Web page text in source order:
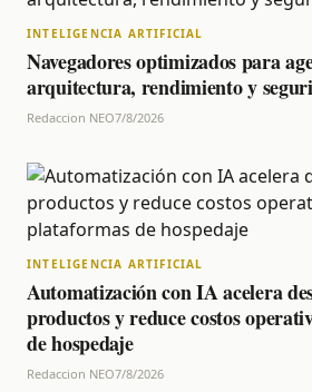
INTELIGENCIA ARTIFICIAL
Navegadores optimizados para
arquitectura, rendimiento y
Redaccion NEO7/8/2026
INTELIGENCIA ARTIFICIAL
Automatización con IA acelera
productos y reduce costos
de hospedaje
Redaccion NEO7/8/2026